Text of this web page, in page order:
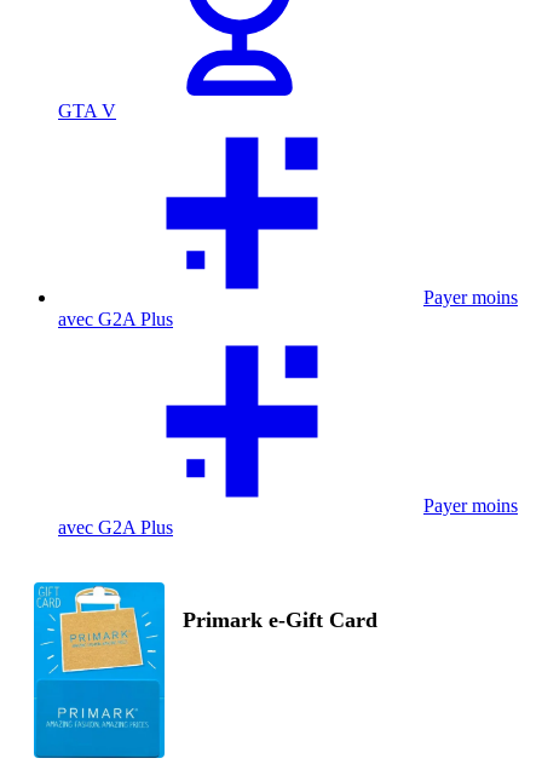
GTA V
Payer moins
avec G2A Plus
Payer moins
avec G2A Plus
Primark e-Gift Card